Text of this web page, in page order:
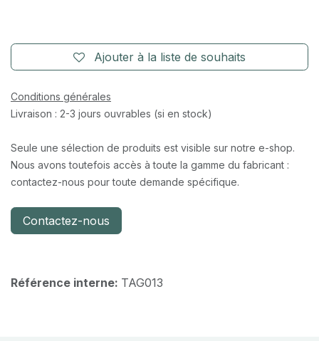
Ajouter à la liste de souhaits
Conditions générales
Livraison : 2-3 jours ouvrables (si en stock)
Seule une sélection de produits est visible sur notre e-shop.
Nous avons toutefois accès à toute la gamme du fabricant :
contactez-nous pour toute demande spécifique.
Contactez-nous
Référence interne: TAG013